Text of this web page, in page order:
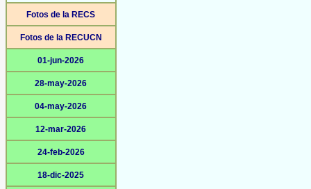
Fotos de la RECS
Fotos de la RECUCN
01-jun-2026
28-may-2026
04-may-2026
12-mar-2026
24-feb-2026
18-dic-2025